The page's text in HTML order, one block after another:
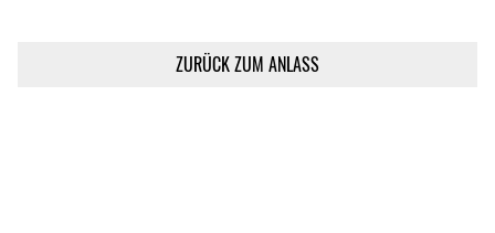
ZURÜCK ZUM ANLASS